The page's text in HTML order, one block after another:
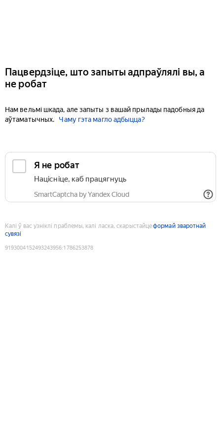
Пацвердзіце, што запыты адпраўлялі вы, а
не робат
Нам вельмі шкада, але запыты з вашай прылады падобныя да
аўтаматычных.
Чаму гэта магло адбыцца?
Я не робат
Націсніце, каб працягнуць
SmartCaptcha by Yandex Cloud
Калі ў вас узніклі праблемы, калі ласка, скарыстайцеформай зваротнай
сувязі
9193004152493243956:1786253878